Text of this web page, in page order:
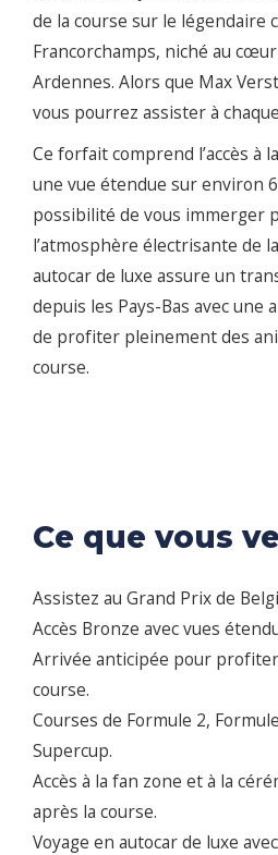
de la course sur le légendaire
Francorchamps, niché au
Ardennes. Alors que Max
vous pourrez assister à
Ce forfait comprend l’accès à
une vue étendue sur environ
possibilité de vous immerger
l’atmosphère électrisante de
autocar de luxe assure un
depuis les Pays-Bas avec une
de profiter pleinement des
course.
Ce que vous
Assistez au Grand Prix de
Accès Bronze avec vues
Arrivée anticipée pour
course.
Courses de Formule 2,
Supercup.
Accès à la fan zone et à la
après la course.
Voyage en autocar de luxe